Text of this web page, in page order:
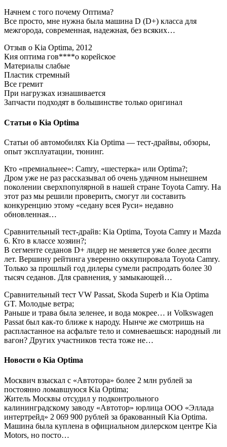
Начнем с того почему Оптима?
Все просто, мне нужна была машина D (D+) класса для
межгорода, современная, надежная, без всяких…
Отзыв о Kia Optima, 2012
Кия оптима гов****о корейское
Материалы слабые
Пластик стремный
Все гремит
При нагрузках изнашивается
Запчасти подходят в большинстве только оригинал
Статьи о Kia Optima
Статьи об автомобилях Kia Optima — тест-драйвы, обзоры,
опыт эксплуатации, тюнинг.
Кто «премиальнее»: Camry, «шестерка» или Optima?;
Дром уже не раз рассказывал об очень удачном нынешнем
поколении сверхпопулярной в нашей стране Toyota Camry. На
этот раз мы решили проверить, смогут ли составить
конкуренцию этому «седану всея Руси» недавно
обновленная…
Сравнительный тест-драйв: Kia Optima, Toyota Camry и Mazda
6. Кто в классе хозяин?;
В сегменте седанов D+ лидер не меняется уже более десяти
лет. Вершину рейтинга уверенно оккупировала Toyota Camry.
Только за прошлый год дилеры сумели распродать более 30
тысяч седанов. Для сравнения, у замыкающей…
Сравнительный тест VW Passat, Skoda Superb и Kia Optima
GT. Молодые ветра;
Раньше и трава была зеленее, и вода мокрее… и Volkswagen
Passat был как-то ближе к народу. Нынче же смотришь на
распластанное на асфальте тело и сомневаешься: народный ли
вагон? Других участников теста тоже не…
Новости о Kia Optima
Москвич взыскал с «Автотора» более 2 млн рублей за
постоянно ломавшуюся Kia Optima;
Житель Москвы отсудил у подконтрольного
калининградскому заводу «Автотор» юрлица ООО «Эллада
интертрейд» 2 069 900 рублей за бракованный Kia Optima.
Машина была куплена в официальном дилерском центре Kia
Motors, но посто…